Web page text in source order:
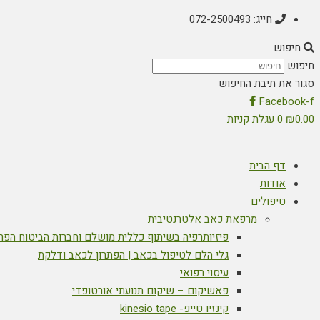
חייג: 072-2500493
חיפוש
חיפוש
סגור את תיבת החיפוש
Facebook-f
₪0.00
0 עגלת קניות
דף הבית
אודות
טיפולים
מרפאת כאב אלטרנטיבית
פיזיותרפיה בשיתוף כללית מושלם וחברות הביטוח
גלי הלם לטיפול בכאב | הפתרון לכאב ודלקת
עיסוי רפואי
פאשיקום – שיקום תנועתי אורטופדי
קינזיו טייפ- kinesio tape